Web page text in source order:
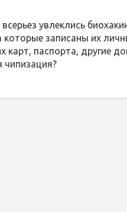
увлеклись
которые записаны их
карт, паспорта, другие
чипизация?